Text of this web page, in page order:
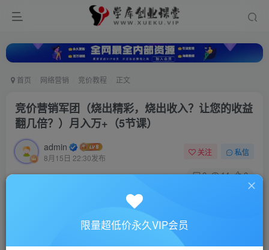
首页 网络营销 竞价教程 正文
竞价营销军团（烧出精彩，烧出收入？让您的收益
翻几倍？）月入万+（5节课）
admin
8月15日 22:30发布
关注 私信
0 14 0
此内容为付费资源，请付费后查看
限量超低价永久VIP会员